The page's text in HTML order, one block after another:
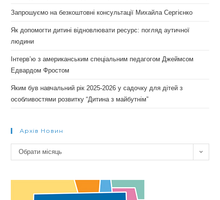
Запрошуємо на безкоштовні консультації Михайла Сергієнко
Як допомогти дитині відновлювати ресурс: погляд аутичної
людини
Інтерв’ю з американським спеціальним педагогом Джеймсом
Едвардом Фростом
Яким був навчальний рік 2025-2026 у садочку для дітей з
особливостями розвитку “Дитина з майбутнім”
Архів Новин
Архів
новин
Обрати місяць